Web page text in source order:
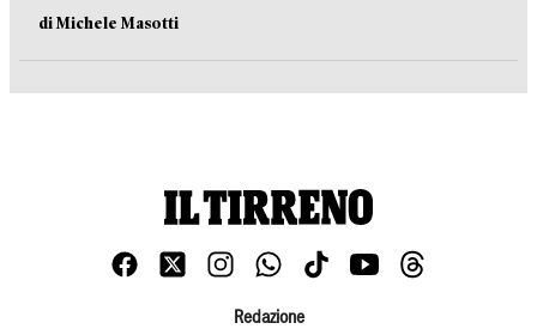
di Michele Masotti
Redazione